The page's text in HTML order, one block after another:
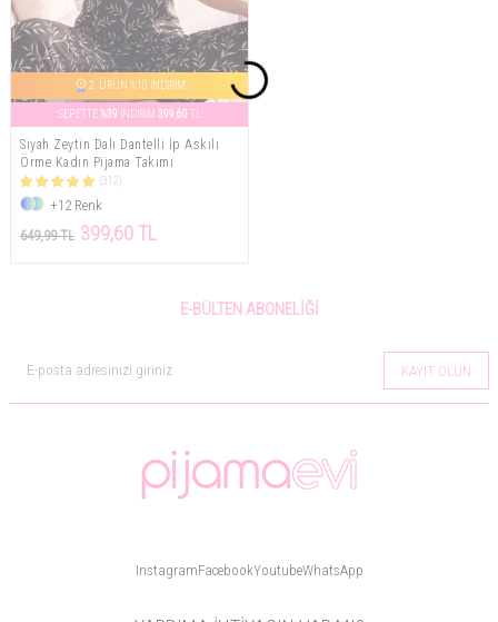
2. ÜRÜN %10 İNDİRİM
SEPETTE%39 İNDİRİM 399,60 TL
Siyah Zeytin Dalı Dantelli İp Askılı
Örme Kadın Pijama Takımı
(312)
+12 Renk
649,99 TL 399,60 TL
E-BÜLTEN ABONELIĞI
KAYIT OLUN
InstagramFacebookYoutubeWhatsApp